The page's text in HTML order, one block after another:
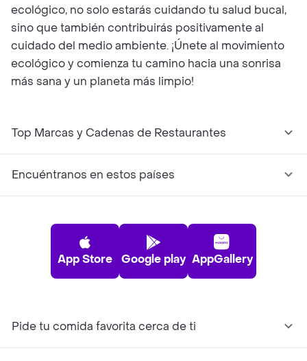
ecológico, no solo estarás cuidando tu salud bucal,
sino que también contribuirás positivamente al
cuidado del medio ambiente. ¡Únete al movimiento
ecológico y comienza tu camino hacia una sonrisa
más sana y un planeta más limpio!
Top Marcas y Cadenas de Restaurantes
Encuéntranos en estos países
App Store Google play AppGallery
Pide tu comida favorita cerca de ti